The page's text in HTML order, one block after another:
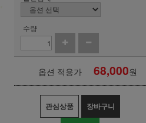
수량
옵션 적용가 68,000원
관심상품 장바구니